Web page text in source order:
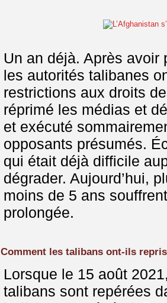
Un an déjà. Après
les autorités talibanes
restrictions aux droits
réprimé les médias et
et exécuté
opposants présumés.
qui était déjà difficile
dégrader. Aujourd’hui,
moins de 5 ans
prolongée.
Comment les talibans ont-ils
Lorsque le 15 août
talibans sont repérées